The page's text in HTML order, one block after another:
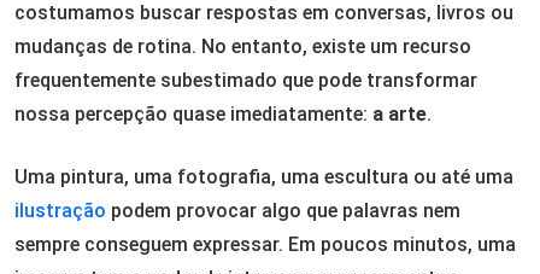
costumamos buscar respostas em conversas, livros ou
mudanças de rotina. No entanto, existe um recurso
frequentemente subestimado que pode transformar
nossa percepção quase imediatamente: a arte.
Uma pintura, uma fotografia, uma escultura ou até uma
ilustração podem provocar algo que palavras nem
sempre conseguem expressar. Em poucos minutos, uma